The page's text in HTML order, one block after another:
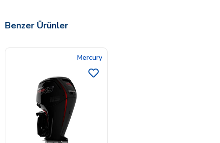
Benzer Ürünler
Mercury